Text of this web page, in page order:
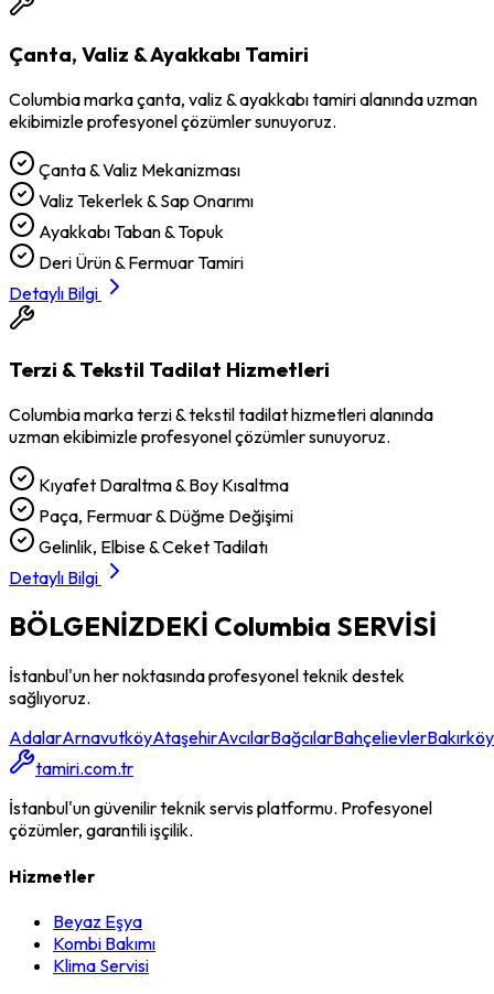
Çanta, Valiz & Ayakkabı Tamiri
Columbiamarkaçanta, valiz & ayakkabı tamirialanında uzman
ekibimizle profesyonel çözümler sunuyoruz.
Çanta & Valiz Mekanizması
Valiz Tekerlek & Sap Onarımı
Ayakkabı Taban & Topuk
Deri Ürün & Fermuar Tamiri
Detaylı Bilgi
Terzi & Tekstil Tadilat Hizmetleri
Columbiamarkaterzi & tekstil tadilat hizmetlerialanında
uzman ekibimizle profesyonel çözümler sunuyoruz.
Kıyafet Daraltma & Boy Kısaltma
Paça, Fermuar & Düğme Değişimi
Gelinlik, Elbise & Ceket Tadilatı
Detaylı Bilgi
BÖLGENİZDEKİ Columbia SERVİSİ
İstanbul'un her noktasında profesyonel teknik destek
sağlıyoruz.
AdalarArnavutköyAtaşehirAvcılarBağcılarBahçelievlerBakırköy
tamiri.com.tr
İstanbul'un güvenilir teknik servis platformu. Profesyonel
çözümler, garantili işçilik.
Hizmetler
Beyaz Eşya
Kombi Bakımı
Klima Servisi